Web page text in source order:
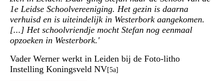
1e Leidse Schoolvereeniging. Het gezin is daarna
verhuisd en is uiteindelijk in Westerbork aangekomen.
[...] Het schoolvriendje mocht Stefan nog eenmaal
opzoeken in Westerbork.'
Vader Werner werkt in Leiden bij de Foto-litho
Instelling Koningsveld NV[5a]